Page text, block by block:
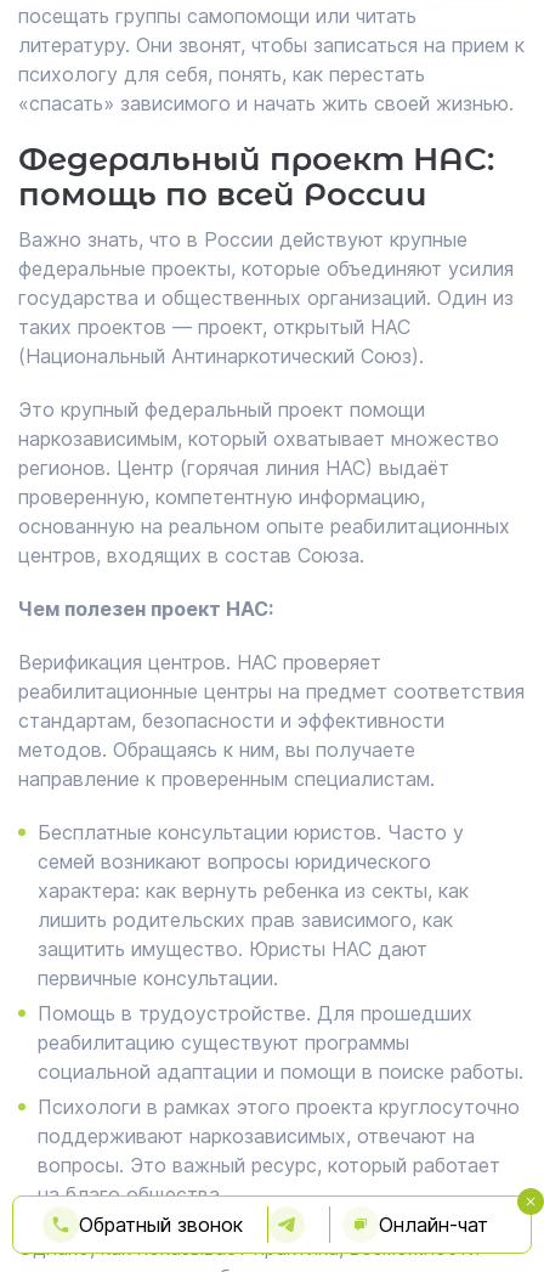
Обратный звонок Онлайн-чат
посещать группы самопомощи или читать
литературу. Они звонят, чтобы записаться на прием к
психологу для себя, понять, как перестать
«спасать» зависимого и начать жить своей жизнью.
Федеральный проект НАС:
помощь по всей России
Важно знать, что в России действуют крупные
федеральные проекты, которые объединяют усилия
государства и общественных организаций. Один из
таких проектов — проект, открытый НАС
(Национальный Антинаркотический Союз).
Это крупный федеральный проект помощи
наркозависимым, который охватывает множество
регионов. Центр (горячая линия НАС) выдаёт
проверенную, компетентную информацию,
основанную на реальном опыте реабилитационных
центров, входящих в состав Союза.
Чем полезен проект НАС:
Верификация центров. НАС проверяет
реабилитационные центры на предмет соответствия
стандартам, безопасности и эффективности
методов. Обращаясь к ним, вы получаете
направление к проверенным специалистам.
Бесплатные консультации юристов. Часто у
семей возникают вопросы юридического
характера: как вернуть ребенка из секты, как
лишить родительских прав зависимого, как
защитить имущество. Юристы НАС дают
первичные консультации.
Помощь в трудоустройстве. Для прошедших
реабилитацию существуют программы
социальной адаптации и помощи в поиске работы.
Психологи в рамках этого проекта круглосуточно
поддерживают наркозависимых, отвечают на
вопросы. Это важный ресурс, который работает
на благо общества.
Однако, как показывает практика, возможности